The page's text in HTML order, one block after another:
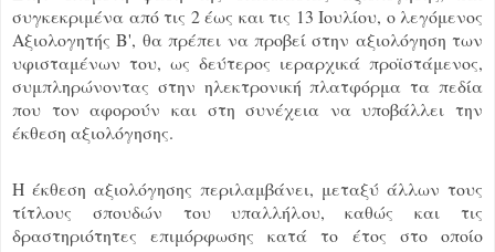
συγκεκριμένα από τις 2 έως και τις 13 Ιουλίου, ο λεγόμενος
Αξιολογητής Β', θα πρέπει να προβεί στην αξιολόγηση των
υφισταμένων του, ως δεύτερος ιεραρχικά προϊστάμενος,
συμπληρώνοντας στην ηλεκτρονική πλατφόρμα τα πεδία
που τον αφορούν και στη συνέχεια να υποβάλλει την
έκθεση αξιολόγησης.
Η έκθεση αξιολόγησης περιλαμβάνει, μεταξύ άλλων τους
τίτλους σπουδών του υπαλλήλου, καθώς και τις
δραστηριότητες επιμόρφωσης κατά το έτος στο οποίο